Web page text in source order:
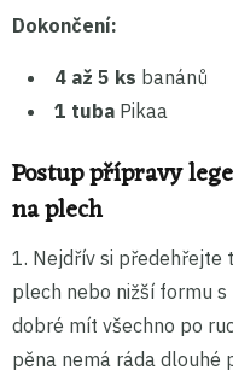
Dokončení:
4 až 5 ks banánů
1 tuba Pikaa
Postup přípravy
na plech
1. Nejdřív si předehřejte
plech nebo nižší formu
dobré mít všechno po
pěna nemá ráda dlouhé